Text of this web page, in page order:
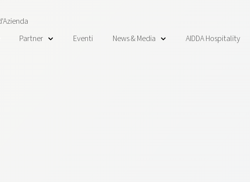
Partner Eventi News & Media AIDDA Hospitality